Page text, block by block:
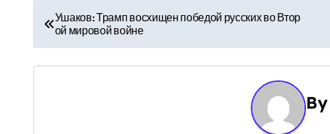
а
в
Ушаков: Трамп восхищен победой русских во Втор
ой мировой войне
By